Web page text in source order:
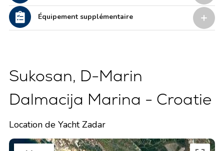
Équipement supplémentaire
Sukosan, D-Marin
Dalmacija Marina - Croatie
Location de Yacht Zadar